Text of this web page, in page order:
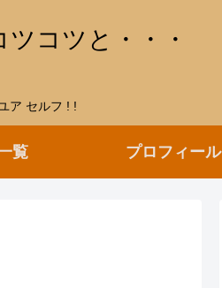
コツと・・・
ア セルフ ! !
覧 プロフィール